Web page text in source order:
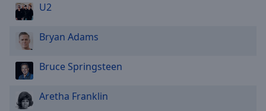
U2
Bryan Adams
Bruce Springsteen
Aretha Franklin